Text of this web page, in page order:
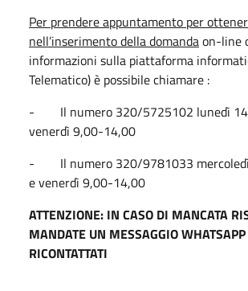
Per prendere appuntamento per
nell’inserimento della domandaon-line
informazioni sulla piattaforma
Telematico) è possibile chiamare :
- Il numero 320/5725102 lunedì
venerdì 9,00-14,00
- Il numero 320/9781033
e venerdì 9,00-14,00
ATTENZIONE: IN CASO DI MANCATA
MANDATE UN MESSAGGIO
RICONTATTATI